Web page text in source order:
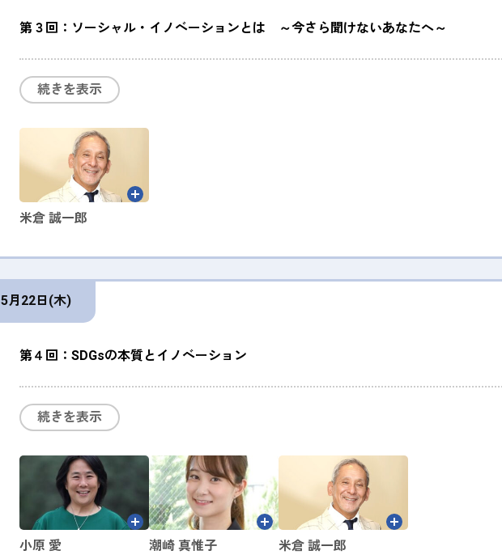
第３回：ソーシャル・イノベーションとは ～今さら聞けないあなたへ～
続きを表示
米倉 誠一郎
5月22日(木)
第４回：SDGsの本質とイノベーション
続きを表示
小原 愛 潮崎 真惟子 米倉 誠一郎